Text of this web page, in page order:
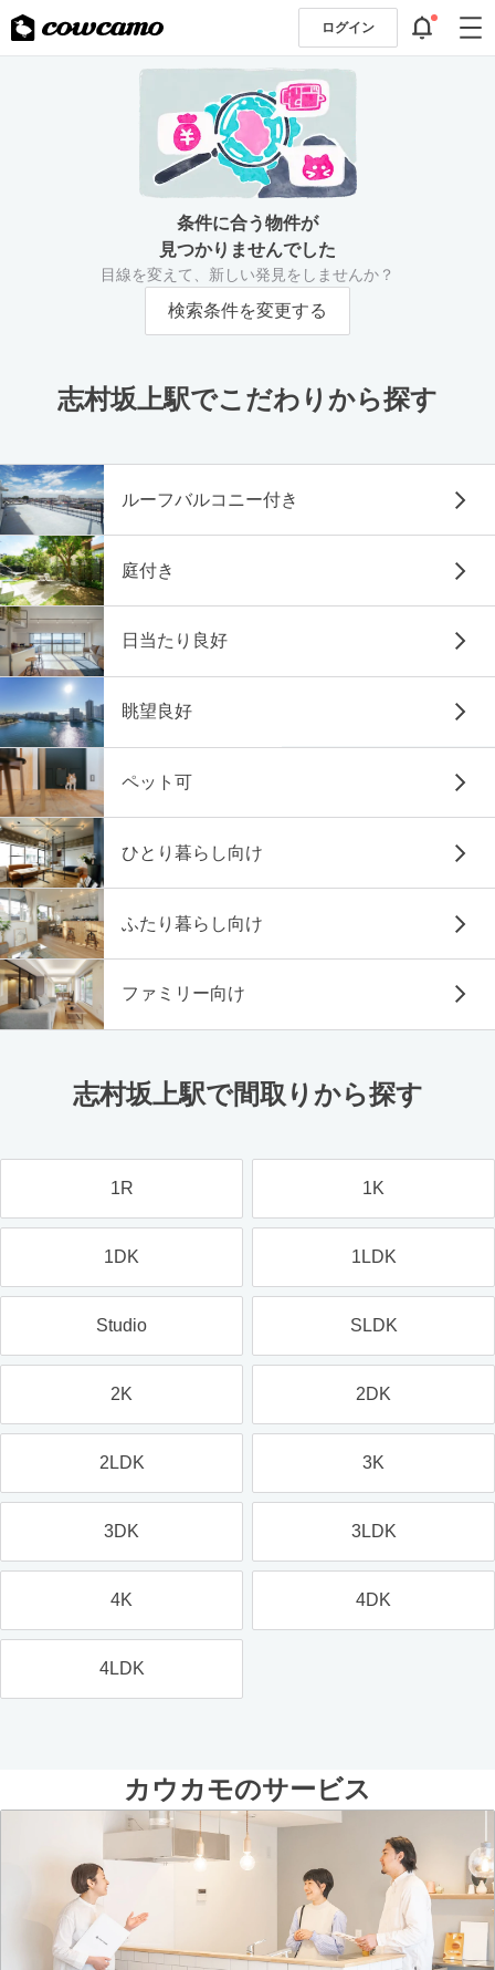
ログイン
条件に合う物件が
見つかりませんでした
目線を変えて、新しい発見をしませんか？
検索条件を変更する
志村坂上駅でこだわりから探す
ルーフバルコニー付き
庭付き
日当たり良好
眺望良好
ペット可
ひとり暮らし向け
ふたり暮らし向け
ファミリー向け
志村坂上駅で間取りから探す
1R 1K
1DK 1LDK
Studio SLDK
2K 2DK
2LDK 3K
3DK 3LDK
4K 4DK
4LDK
カウカモのサービス